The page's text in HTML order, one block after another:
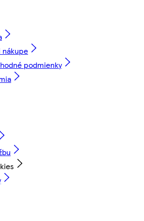
podmienky